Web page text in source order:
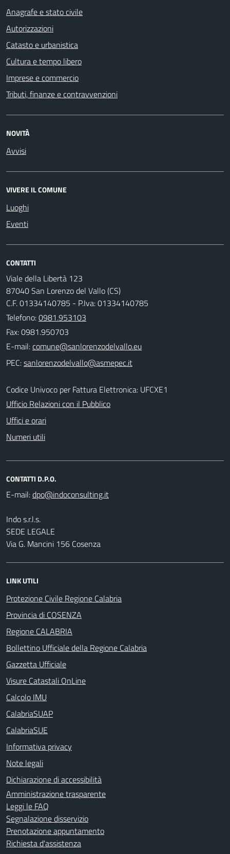
Anagrafe e stato civile
Autorizzazioni
Catasto e urbanistica
Cultura e tempo libero
Imprese e commercio
Tributi, finanze e contravvenzioni
NOVITÀ
Avvisi
VIVERE IL COMUNE
Luoghi
Eventi
CONTATTI
Viale della Libertà 123
87040 San Lorenzo del Vallo (CS)
C.F. 01334140785 - P.Iva: 01334140785
Telefono:0981.953103
Fax: 0981.950703
E-mail:
PEC:
Codice Univoco per Fattura Elettronica: UFCXE1
Ufficio Relazioni con il Pubblico
Uffici e orari
Numeri utili
CONTATTI D.P.O.
E-mail:
Indo s.r.l.s.
SEDE LEGALE
Via G. Mancini 156 Cosenza
LINK UTILI
Protezione Civile Regione Calabria
Provincia di COSENZA
Regione CALABRIA
Bollettino Ufficiale della Regione Calabria
Gazzetta Ufficiale
Visure Catastali OnLine
Calcolo IMU
CalabriaSUAP
CalabriaSUE
Informativa privacy
Note legali
Dichiarazione di accessibilità
Amministrazione trasparente
Leggi le FAQ
Segnalazione disservizio
Prenotazione appuntamento
Richiesta d'assistenza